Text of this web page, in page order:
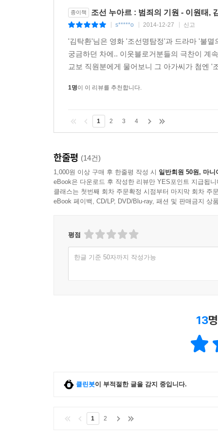
종이책 조선 누아르 : 범죄의 기원 - 이원태,
s*****o 2014-12-27 신고
'김탁환'님은 영화 '조선명탐정'과 드라마 '불
궁금하던 차에.. 이웃블로거분들의 극찬이 계
교보 직원분에게 물어보니 그 아가씨가 첨엔
1명이 이 리뷰를 추천합니다.
1 2 3 4
한줄평 (14건)
1,000원 이상 구매 후 한줄평 작성 시 일반회원 50원, 마니
eBook은 다운로드 후 작성한 리뷰만 YES포인트 지급됩니
클래스는 첫번째 회차 주문확정 시점부터 마지막 회차 주
eBook 페이백, CD/LP, DVD/Blu-ray, 패션 및 판매금지 상
평점
한글 기준 50자까지 작성가능
13
클린봇이 부적절한 글을 감지 중입니다.
1 2